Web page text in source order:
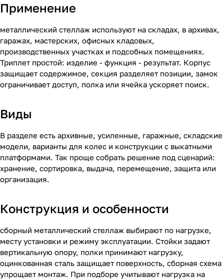
Применение
металлический стеллаж используют на складах, в архивах,
гаражах, мастерских, офисных кладовых,
производственных участках и подсобных помещениях.
Триплет простой: изделие - функция - результат. Корпус
защищает содержимое, секция разделяет позиции, замок
ограничивает доступ, полка или ячейка ускоряет поиск.
Виды
В разделе есть архивные, усиленные, гаражные, складские
модели, варианты для колес и конструкции с выкатными
платформами. Так проще собрать решение под сценарий:
хранение, сортировка, выдача, перемещение, защита или
организация.
Конструкция и особенности
сборный металлический стеллаж выбирают по нагрузке,
месту установки и режиму эксплуатации. Стойки задают
вертикальную опору, полки принимают нагрузку,
оцинкованная сталь защищает поверхность, сборная схема
упрощает монтаж. При подборе учитывают нагрузка на